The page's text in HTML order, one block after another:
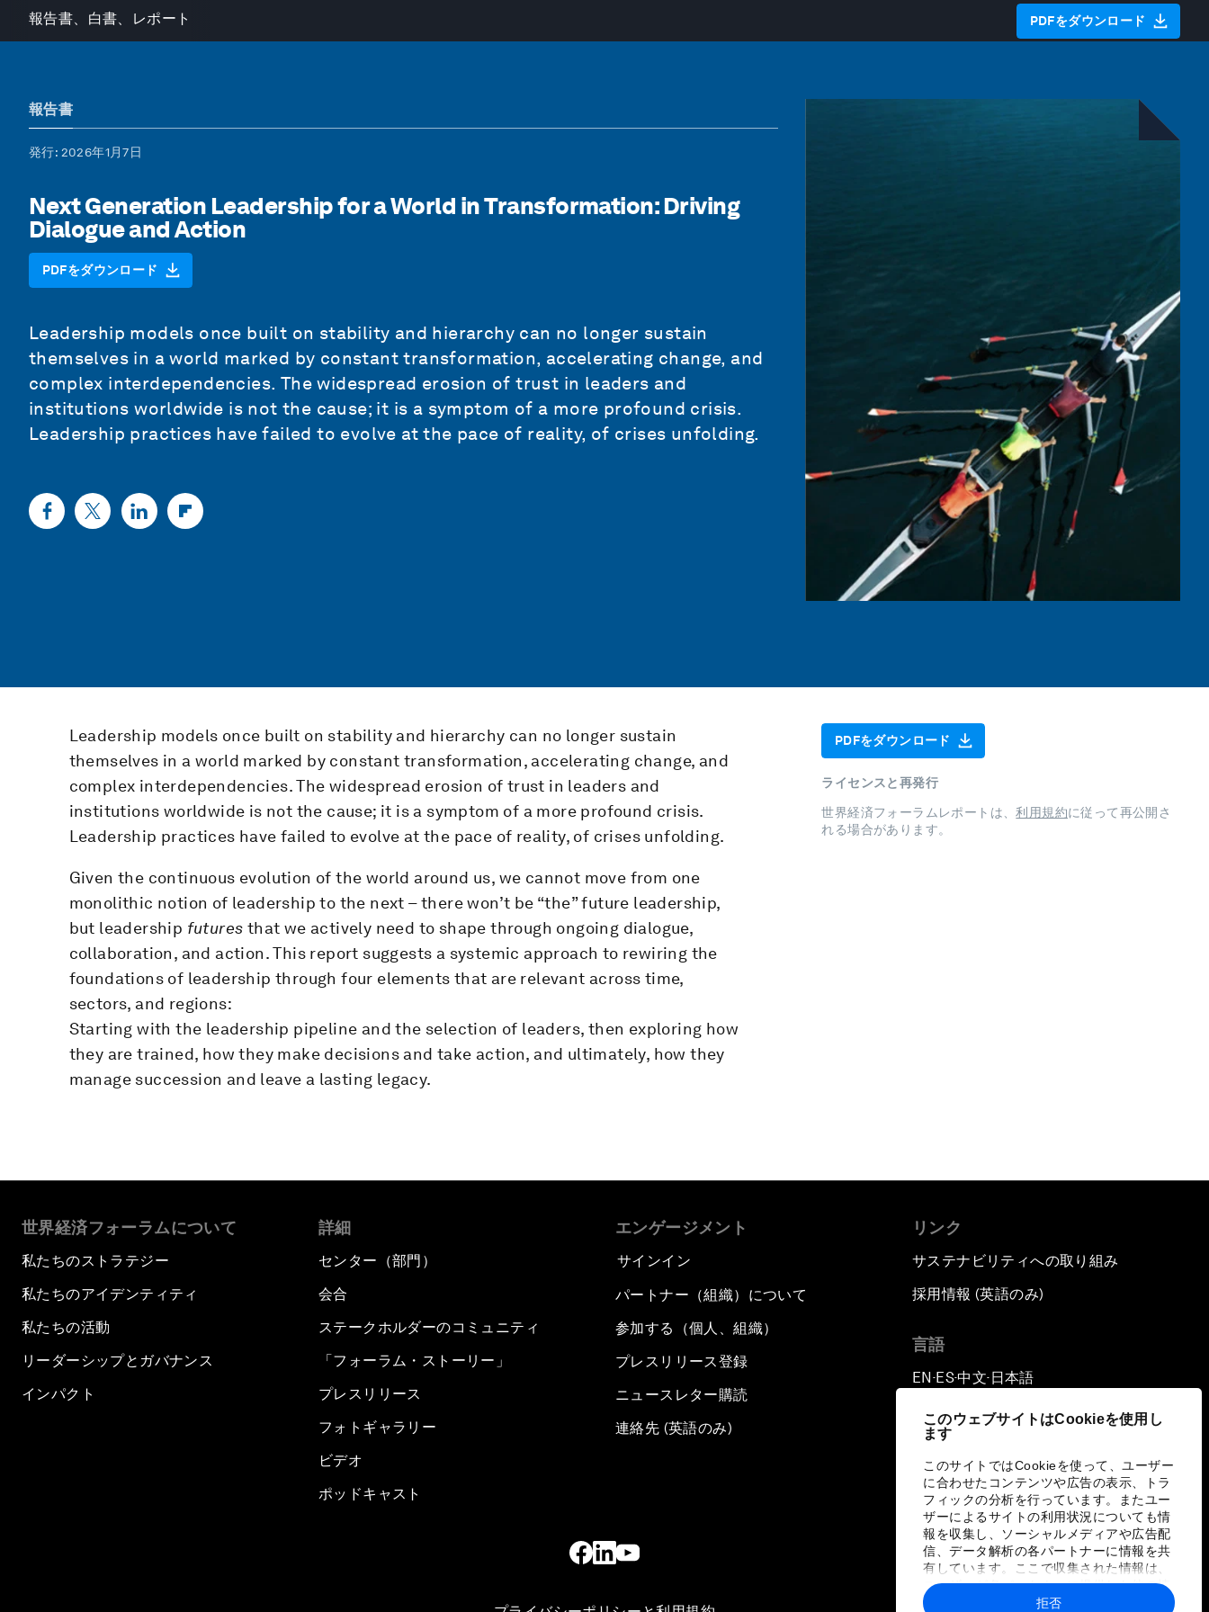
このウェブサイトはCookieを使用し
ます
このサイトではCookieを使って、ユーザー
に合わせたコンテンツや広告の表示、トラ
フィックの分析を行っています。またユー
ザーによるサイトの利用状況についても情
報を収集し、ソーシャルメディアや広告配
信、データ解析の各パートナーに情報を共
有しています。ここで収集された情報は、
ユーザーが各パートナーに提供した他の情
報や各パートナーのサービスを使用した際
拒否
報告書、白書、レポート PDFをダウンロード
報告書
発行: 2026年1月7日
Next Generation Leadership for a World in Transformation: Driving
Dialogue and Action
PDFをダウンロード
Leadership models once built on stability and hierarchy can no longer sustain
themselves in a world marked by constant transformation, accelerating change, and
complex interdependencies. The widespread erosion of trust in leaders and
institutions worldwide is not the cause; it is a symptom of a more profound crisis.
Leadership practices have failed to evolve at the pace of reality, of crises unfolding.
Leadership models once built on stability and hierarchy can no longer sustain
themselves in a world marked by constant transformation, accelerating change, and
complex interdependencies. The widespread erosion of trust in leaders and
institutions worldwide is not the cause; it is a symptom of a more profound crisis.
Leadership practices have failed to evolve at the pace of reality, of crises unfolding.
Given the continuous evolution of the world around us, we cannot move from one
monolithic notion of leadership to the next – there won’t be “the” future leadership,
but leadership futures that we actively need to shape through ongoing dialogue,
collaboration, and action. This report suggests a systemic approach to rewiring the
foundations of leadership through four elements that are relevant across time,
sectors, and regions:
Starting with the leadership pipeline and the selection of leaders, then exploring how
they are trained, how they make decisions and take action, and ultimately, how they
manage succession and leave a lasting legacy.
PDFをダウンロード
ライセンスと再発行
世界経済フォーラムレポートは、利用規約に従って再公開さ
れる場合があります。
世界経済フォーラムについて
私たちのストラテジー
私たちのアイデンティティ
私たちの活動
リーダーシップとガバナンス
インパクト
詳細
センター（部門）
会合
ステークホルダーのコミュニティ
「フォーラム・ストーリー」
プレスリリース
フォトギャラリー
ビデオ
ポッドキャスト
エンゲージメント
サインイン
パートナー（組織）について
参加する（個人、組織）
プレスリリース登録
ニュースレター購読
連絡先 (英語のみ)
リンク
サステナビリティへの取り組み
採用情報 (英語のみ)
言語
EN ▪ ES▪中文▪ 日本語